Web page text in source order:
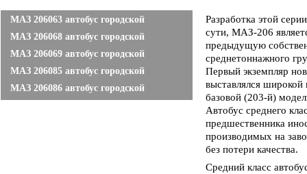
МАЗ 206063 автобус городской
МАЗ 206068 автобус городской
МАЗ 206069 автобус городской
МАЗ 206085 автобус городской
МАЗ 206086 автобус городской
Разработка этой
сути, МАЗ-206
предыдущую
среднетоннажного
Первый экземпляр
выставлялся широкой
базовой (203-й)
Автобус среднего
предшественника
производимых на
без потери качества.
Средний класс